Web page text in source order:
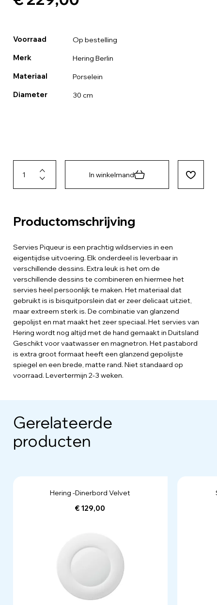
Voorraad Op bestelling
Merk Hering Berlin
Materiaal Porselein
Diameter 30 cm
In winkelmand
Productomschrijving
Servies Piqueur is een prachtig wildservies in een
eigentijdse uitvoering. Elk onderdeel is leverbaar in
verschillende dessins. Extra leuk is het om de
verschillende dessins te combineren en hiermee het
servies heel persoonlijk te maken. Het materiaal dat
gebruikt is is bisquitporslein dat er zeer delicaat uitziet,
maar extreem sterk is. De combinatie van glanzend
gepolijst en mat maakt het zeer speciaal. Het servies van
Hering wordt nog altijd met de hand gemaakt in Duitsland
Geschikt voor vaatwasser en magnetron. Het pastabord
is extra groot formaat heeft een glanzend gepolijste
spiegel en een brede, matte rand. Niet standaard op
voorraad. Levertermijn 2-3 weken.
Gerelateerde
producten
Hering -Dinerbord Velvet
€ 129,00